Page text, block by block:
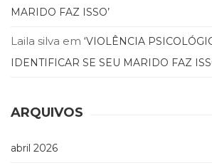
Literatura,
Ensaios
Obras
(47)
(Programação
MARIDO FAZ ISSO’
Laila silva em ‘VIOLÊNCIA
IDENTIFICAR SE SEU MARIDO FAZ
ARQUIVOS
abril 2026